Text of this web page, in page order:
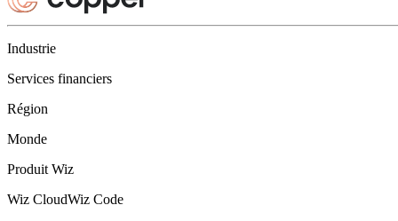
Industrie
Services financiers
Région
Monde
Produit Wiz
Wiz CloudWiz Code